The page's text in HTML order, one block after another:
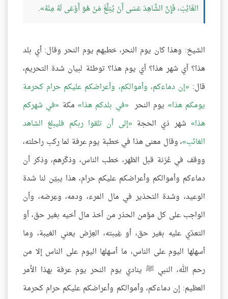
الغَائِبَ، فَإِنَّ الشَّاهِدَ عَسَى أَنْ يُبَلِّغَ مَنْ هُوَ أَوْعَى لَهُ مِنْهُ .
الشيخ: وهذا كان يوم النحر، خطبهم يوم النحر وقال: أي بلد
هذا؟ أي شهر هذا؟ أي يوم هذا؟ توطئة لبيان شدة التحريم،
قال: إن دماءكم، وأموالكم، وأعراضكم عليكم حرام كحرمة
يومكم هذا
يوم النحر في بلدكم هذا مكة في شهركم
هذا شهر ذي الحجة إلى أن تلقوا ربكم فليبلغ الشاهد
الغائب ، وقال معنى هذا في خطبة يوم عرفة لما ركب راحلته،
ووقف في عُرَنة قبل الظهر، خطب الناس، وذكّرهم، وذكر أن
دماءكم وأموالكم وأعراضكم عليكم حرام، هذا يبيّن لنا شدة
الوعيد، وشدة التحذير في مال المرء، ودمه، وعِرضه، وأن
الواجب على كل مؤمن الحذر من أخذ مال أخيه بغير حق، أو
التعدّي عليه بغير حق، أو غِيبته، العِرْض يعني الغيبة، وما
أسهلها اليوم على الناس، ما أسهلها اليوم على الناس إلا من
رحم الله، النبي ﷺ ينادي يوم النحر يوم عرفة بهذا الأمر
العظيم: إن دماءكم، وأموالكم وأعراضكم عليكم حرام كحرمة